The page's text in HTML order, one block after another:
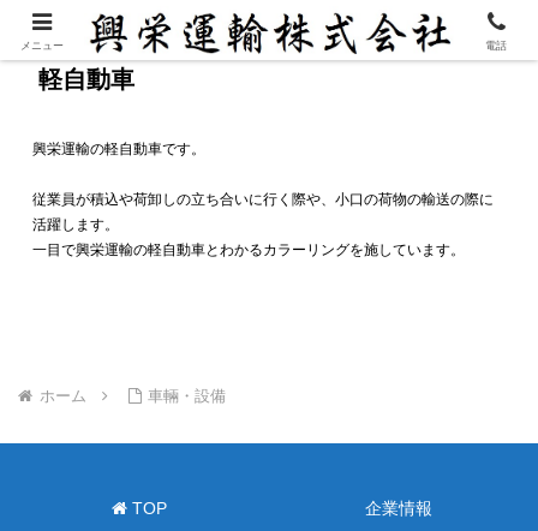
軽自動車
興栄運輸の軽自動車です。
従業員が積込や荷卸しの立ち合いに行く際や、小口の荷物の輸送の際に
活躍します。
一目で興栄運輸の軽自動車とわかるカラーリングを施しています。
ホーム 車輛・設備
TOP
企業情報
メニュー 電話